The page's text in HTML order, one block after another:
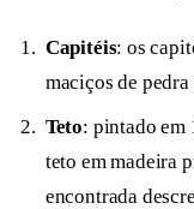
Capitéis: os
maciços de
Teto: pintado em
teto em madeira
encontrada